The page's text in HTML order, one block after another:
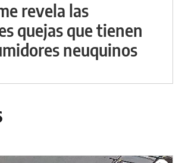
revela las
quejas que tienen
neuquinos